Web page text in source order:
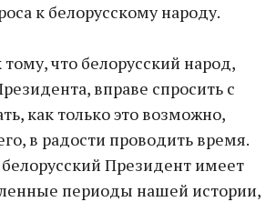
к белорусскому народу.
что белорусский народ,
вправе спросить с
как только это возможно,
в радости проводить время.
Президент имеет
периоды нашей истории,